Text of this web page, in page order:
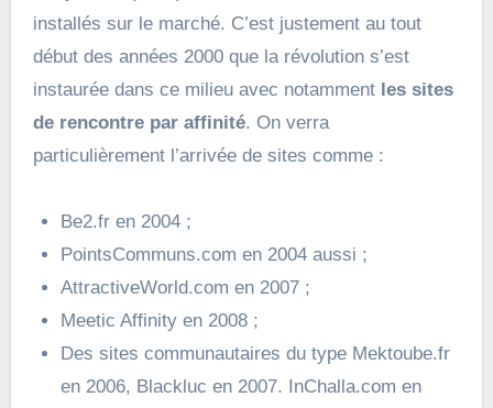
installés sur le marché. C’est justement au tout
début des années 2000 que la révolution s’est
instaurée dans ce milieu avec notamment les sites
de rencontre par affinité. On verra
particulièrement l’arrivée de sites comme :
Be2.fr en 2004 ;
PointsCommuns.com en 2004 aussi ;
AttractiveWorld.com en 2007 ;
Meetic Affinity en 2008 ;
Des sites communautaires du type Mektoube.fr
en 2006, Blackluc en 2007. InChalla.com en